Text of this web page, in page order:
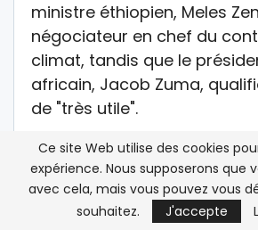
ministre éthiopien, Meles
négociateur en chef du
climat, tandis que le
africain, Jacob Zuma,
de "très utile".
LE PATRONS CONVIÉS, LA
OUBLIÉE
Le dernier volet de
Ce site Web utilise des cookies
expérience. Nous supposerons que
avec cela, mais vous pouvez vous
souhaitez.
J'accepte